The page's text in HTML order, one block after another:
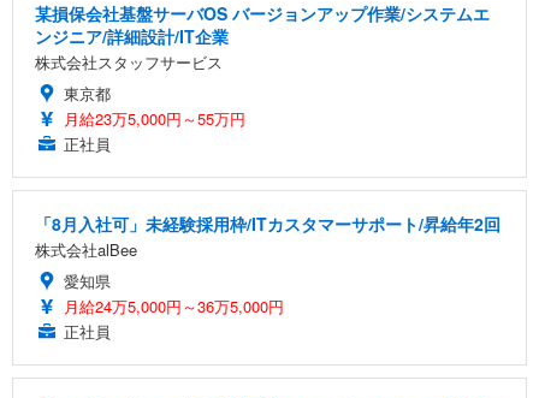
某損保会社基盤サーバOS バージョンアップ作業/システムエ
ンジニア/詳細設計/IT企業
株式会社スタッフサービス
東京都
月給23万5,000円～55万円
正社員
「8月入社可」未経験採用枠/ITカスタマーサポート/昇給年2回
株式会社alBee
愛知県
月給24万5,000円～36万5,000円
正社員